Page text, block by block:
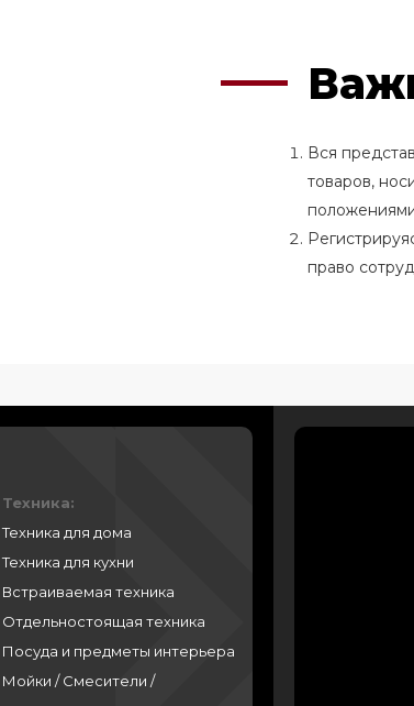
Вся
товаров,
право
Техника:
Техника для дома
Техника для кухни
Встраиваемая техника
Отдельностоящая техника
Посуда и предметы интерьера
Мойки / Смесители /